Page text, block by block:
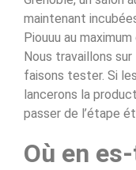
maintenant
Piouuu au
Nous travaillons
faisons tester. Si
lancerons la
passer de l’étape
Où en